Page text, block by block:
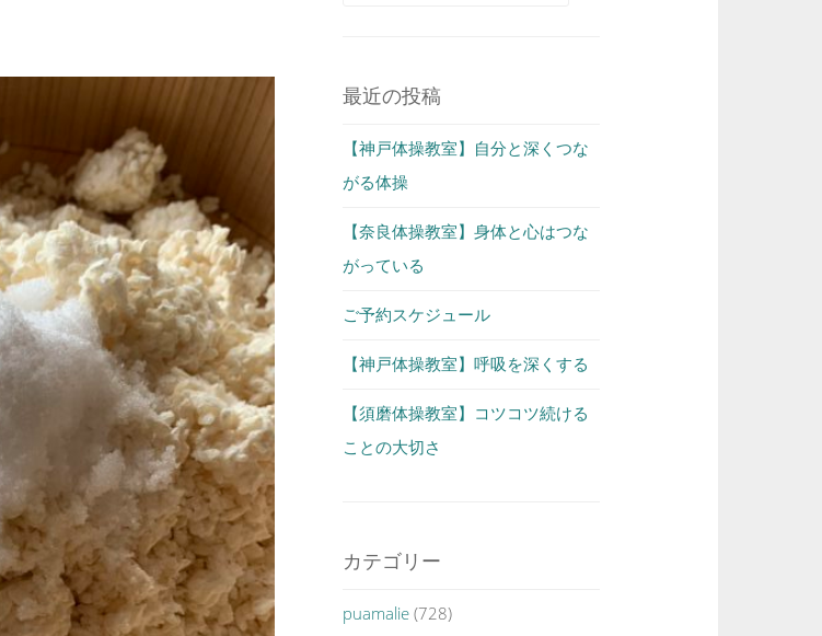
最近の投稿
【神戸体操教室】自分と深くつな
がる体操
【奈良体操教室】身体と心はつな
がっている
ご予約スケジュール
【神戸体操教室】呼吸を深くする
【須磨体操教室】コツコツ続ける
ことの大切さ
カテゴリー
puamalie (728)